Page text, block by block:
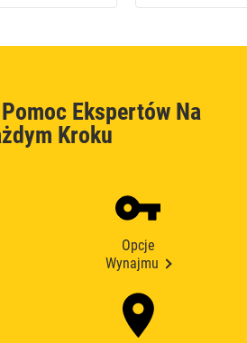
Ekspertów Na
Kroku
Opcje
Wynajmu